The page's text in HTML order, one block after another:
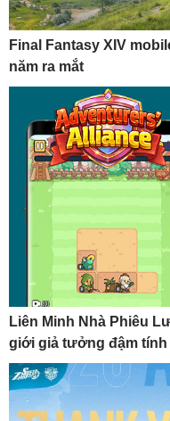
Final Fantasy XIV
năm ra mắt
Liên Minh Nhà Phiêu
giới giả tưởng đậm